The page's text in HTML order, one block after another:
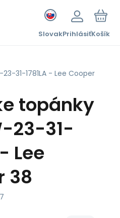
SlovakPrihlásiťKošík
31-1781LA - Lee Cooper
topánky
23-31-
Lee
38